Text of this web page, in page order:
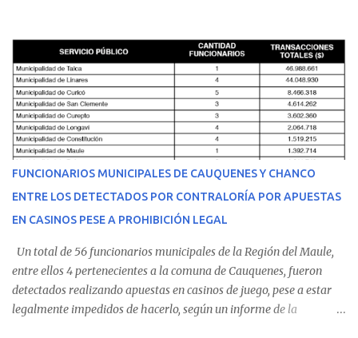
malestares físicos. Dada la complejidad de su estado de salud, el
equipo médico determinó su traslado de urgencia al Hospital
Regional de Talca y dado la urgencia la ambulancia partió hacia
Talca con escolta de Carabineros. En medio del traslado, el
estudiante de medicina de 25 años, se agravó y pese a los esfuerzos
del personal de emergencia terminó falleciendo, sin alcanzar a
recibir atención especializada en el centro de destino. Apenas se
conoció la gravedad de su condición, sus padres —residentes en
Villarrica— se trasladaron a Cauquenes con la esperanza de una
evolución favorable. No obstante, alrededo...
FUNCIONARIOS MUNICIPALES DE CAUQUENES Y CHANCO
ENTRE LOS DETECTADOS POR CONTRALORÍA POR APUESTAS
EN CASINOS PESE A PROHIBICIÓN LEGAL
Un total de 56 funcionarios municipales de la Región del Maule,
entre ellos 4 pertenecientes a la comuna de Cauquenes, fueron
detectados realizando apuestas en casinos de juego, pese a estar
legalmente impedidos de hacerlo, según un informe de la